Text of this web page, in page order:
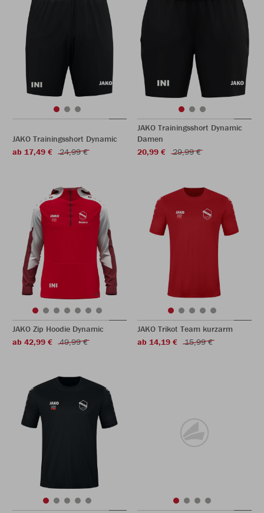
JAKO Trainingsshort Dynamic
ab 17,49 €
24,99 €
JAKO Trainingsshort Dynamic
Damen
20,99 €
29,99 €
JAKO Zip Hoodie Dynamic
ab 42,99 €
49,99 €
JAKO Trikot Team kurzarm
ab 14,19 €
15,99 €